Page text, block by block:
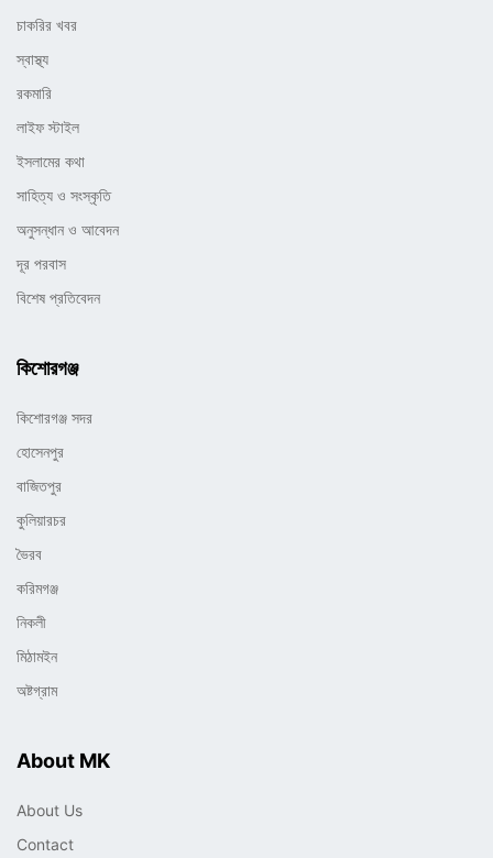
চাকরির খবর
স্বাস্থ্য
রকমারি
লাইফ স্টাইল
ইসলামের কথা
সাহিত্য ও সংস্কৃতি
অনুসন্ধান ও আবেদন
দূর পরবাস
বিশেষ প্রতিবেদন
কিশোরগঞ্জ
কিশোরগঞ্জ সদর
হোসেনপুর
বাজিতপুর
কুলিয়ারচর
ভৈরব
করিমগঞ্জ
নিকলী
মিঠামইন
অষ্টগ্রাম
About MK
About Us
Contact